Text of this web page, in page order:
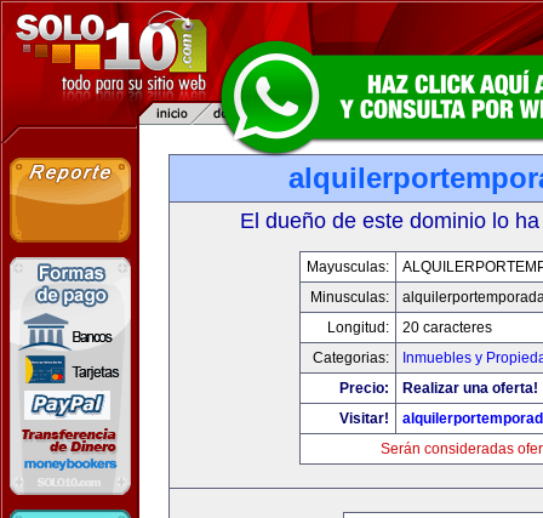
El dueño de este dominio lo
Mayusculas:
Minusculas:
Longitud:
20 caracteres
Categorias:
Inmuebles y
Precio:
Realizar una oferta!
Visitar!
Serán consideradas